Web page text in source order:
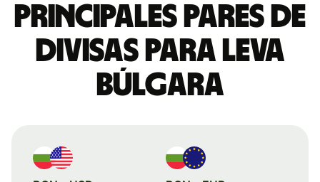
Principales pares de
divisas para leva
búlgara